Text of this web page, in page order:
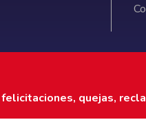
quejas,